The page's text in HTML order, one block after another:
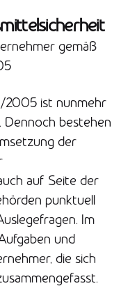
gemäß
2005 ist nunmehr
Dennoch bestehen
der
auf Seite der
punktuell
Im
und
die sich